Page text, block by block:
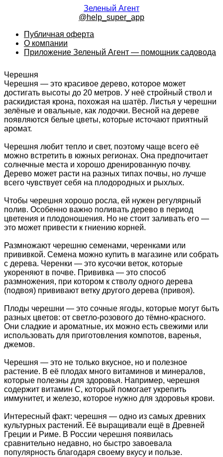
Зеленый Агент
@help_super_app
Публичная оферта
О компании
Приложение Зеленый Агент — помощник садовода
Черешня
Черешня — это красивое дерево, которое может
достигать высоты до 20 метров. У неё стройный ствол и
раскидистая крона, похожая на шатёр. Листья у черешни
зелёные и овальные, как лодочки. Весной на дереве
появляются белые цветы, которые источают приятный
аромат.
Черешня любит тепло и свет, поэтому чаще всего её
можно встретить в южных регионах. Она предпочитает
солнечные места и хорошо дренированную почву.
Дерево может расти на разных типах почвы, но лучше
всего чувствует себя на плодородных и рыхлых.
Чтобы черешня хорошо росла, ей нужен регулярный
полив. Особенно важно поливать дерево в период
цветения и плодоношения. Но не стоит заливать его —
это может привести к гниению корней.
Размножают черешню семенами, черенками или
прививкой. Семена можно купить в магазине или собрать
с дерева. Черенки — это кусочки веток, которые
укореняют в почве. Прививка — это способ
размножения, при котором к стволу одного дерева
(подвоя) прививают ветку другого дерева (привоя).
Плоды черешни — это сочные ягоды, которые могут быть
разных цветов: от светло-розового до тёмно-красного.
Они сладкие и ароматные, их можно есть свежими или
использовать для приготовления компотов, варенья,
джемов.
Черешня — это не только вкусное, но и полезное
растение. В её плодах много витаминов и минералов,
которые полезны для здоровья. Например, черешня
содержит витамин С, который помогает укрепить
иммунитет, и железо, которое нужно для здоровья крови.
Интересный факт: черешня — одно из самых древних
культурных растений. Её выращивали ещё в Древней
Греции и Риме. В России черешня появилась
сравнительно недавно, но быстро завоевала
популярность благодаря своему вкусу и пользе.